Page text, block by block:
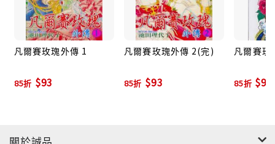
凡爾賽玫瑰外傳 1
85折 $93
凡爾賽玫瑰外傳 2(完)
85折 $93
凡爾賽玫
85折 $97